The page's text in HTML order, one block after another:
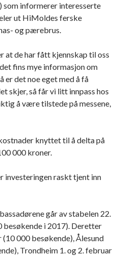
informerer interesserte
ut HiMoldes ferske
og pærebrus.
at de har fått kjennskap til oss
fins mye informasjon om
er det noe eget med å få
skjer, så får vi litt innpass hos
å være tilstede på messene,
knyttet til å delta på
000 kroner.
investeringen raskt tjent inn
går av stabelen 22.
besøkende i 2017). Deretter
000 besøkende), Ålesund
Trondheim 1. og 2. februar